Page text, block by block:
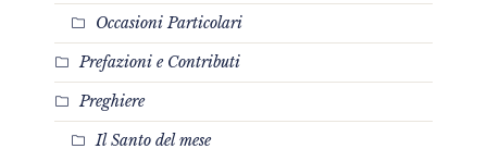
Occasioni Particolari
Prefazioni e Contributi
Preghiere
Il Santo del mese